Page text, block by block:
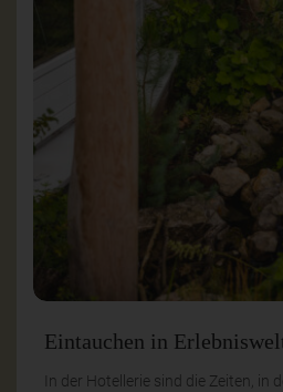
Eintauchen in
In der Hotellerie sind die Zeiten, in